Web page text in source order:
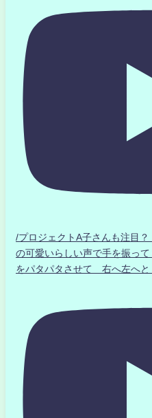
/プロジェクトA子さんも注
の可愛いらしい声で手を振っ
をパタパタさせて 右へ左へと